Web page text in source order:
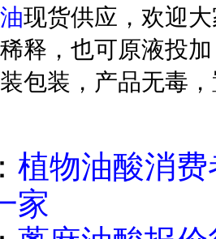
现货供应，欢迎
释，也可原液投
包装，产品无毒
植物油酸消
家